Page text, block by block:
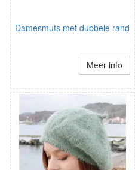
Damesmuts met dubbele rand
Meer info